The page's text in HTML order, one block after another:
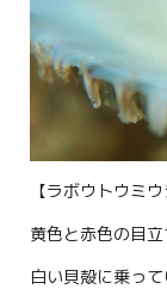
【ラボウトウミウ
黄色と赤色の目
白い貝殻に乗っ